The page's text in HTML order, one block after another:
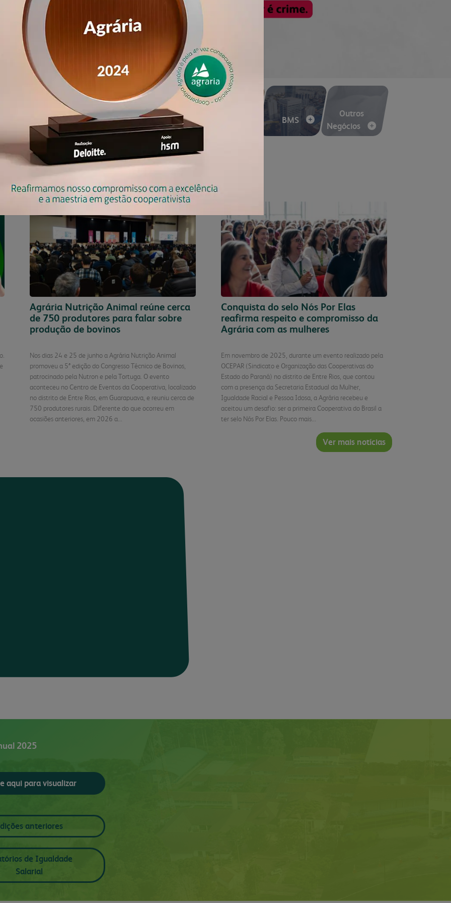
voltar para inicial
digital
comerciais
onde encontrar
Malte
Óleo e Farelo
Farinhas BMS
Outros
Negócios
Agrária Nutrição Animal reúne cerca
de 750 produtores para falar sobre
produção de bovinos
Nos dias 24 e 25 de junho a Agrária Nutrição Animal
promoveu a 5ª edição do Congresso Técnico de Bovinos,
patrocinado pela Nutron e pela Tortuga. O evento
aconteceu no Centro de Eventos da Cooperativa, localizado
no distrito de Entre Rios, em Guarapuava, e reuniu cerca de
750 produtores rurais. Diferente do que ocorreu em
ocasiões anteriores, em 2026 a...
Conquista do selo Nós Por Elas
reafirma respeito e compromisso da
Agrária com as mulheres
Em novembro de 2025, durante um evento realizado pela
OCEPAR (Sindicato e Organização das Cooperativas do
Estado do Paraná) no distrito de Entre Rios, que contou
com a presença da Secretaria Estadual da Mulher,
Igualdade Racial e Pessoa Idosa, a Agrária recebeu e
aceitou um desafio: ser a primeira Cooperativa do Brasil a
ter selo Nós Por Elas. Pouco mais...
Continuar Lendo
Ver mais notícias
2025
aqui para visualizar
anteriores
de Igualdade
Salarial